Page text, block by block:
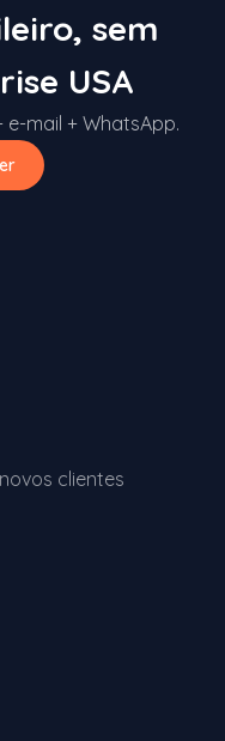
sem
USA
e-mail + WhatsApp.
clientes